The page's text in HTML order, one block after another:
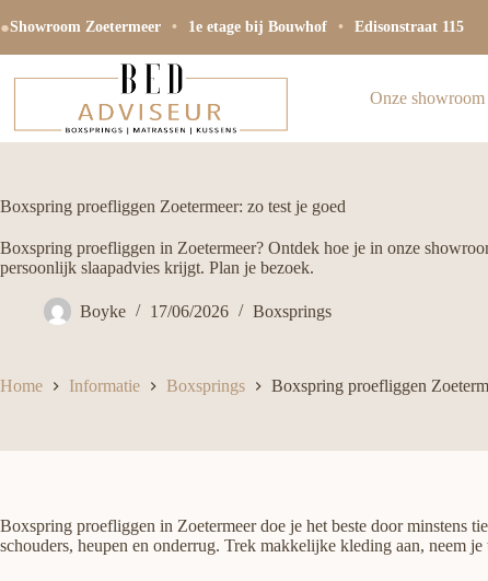
naar
●Showroom Zoetermeer • 1e etage bij Bouwhof • Edisonstraat 115
Onze showroom
Boxspring proefliggen Zoetermeer: zo test je goed
Boxspring proefliggen in Zoetermeer? Ontdek hoe je in onze
persoonlijk slaapadvies krijgt. Plan je bezoek.
Boyke 17/06/2026 Boxsprings
Home Informatie Boxsprings Boxspring proefliggen
Boxspring proefliggen in Zoetermeer doe je het beste door minstens
schouders, heupen en onderrug. Trek makkelijke kleding aan, neem